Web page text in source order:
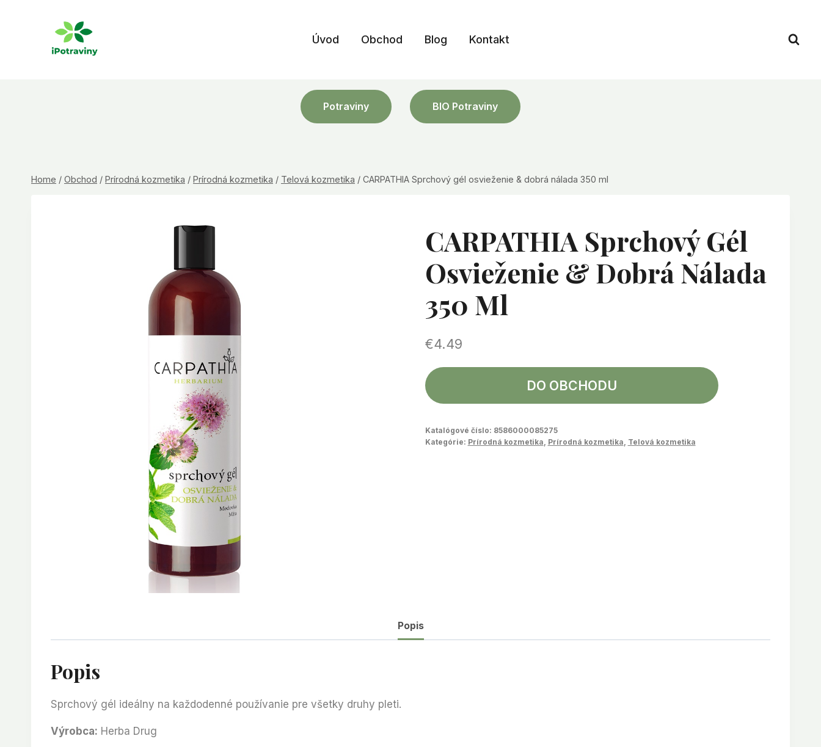
Úvod Obchod Blog Kontakt
Potraviny BIO Potraviny
Home / Obchod / Prírodná kozmetika / Prírodná kozmetika / Telová kozmetika / CARPATHIA Sprchový gél osvieženie & dobrá nálada 350 ml
CARPATHIA Sprchový Gél
Osvieženie & Dobrá Nálada
350 Ml
€4.49
DO OBCHODU
Katalógové číslo: 8586000085275
Kategórie: Prírodná kozmetika Prírodná kozmetika Telová kozmetika
Popis
Popis
Sprchový gél ideálny na každodenné používanie pre všetky druhy pleti.
Výrobca: Herba Drug